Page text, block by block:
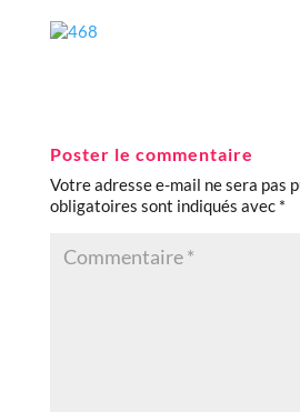
Poster le commentaire
Votre adresse e-mail ne sera pas
obligatoires sont indiqués avec *